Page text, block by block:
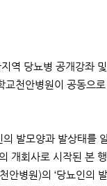
당뇨병 공개강좌 및
천안병원이 공동으
발모양과 발상태를
회사로 시작된 본 행
병원)의 ‘당뇨인의